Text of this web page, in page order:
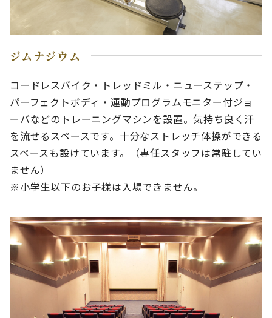
ジムナジウム
コードレスバイク・トレッドミル・ニューステップ・
パーフェクトボディ・運動プログラムモニター付ジョ
ーバなどのトレーニングマシンを設置。気持ち良く汗
を流せるスペースです。十分なストレッチ体操ができる
スペースも設けています。（専任スタッフは常駐してい
ません）
※小学生以下のお子様は入場できません。